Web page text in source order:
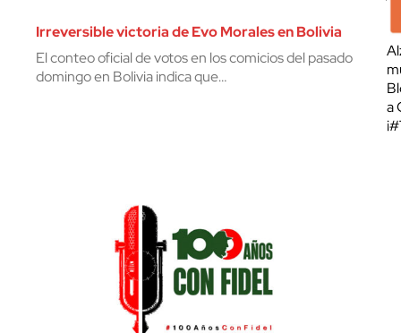
Irreversible victoria de Evo Morales en Bolivia
El conteo oficial de votos en los comicios del pasado
domingo en Bolivia indica que…
a